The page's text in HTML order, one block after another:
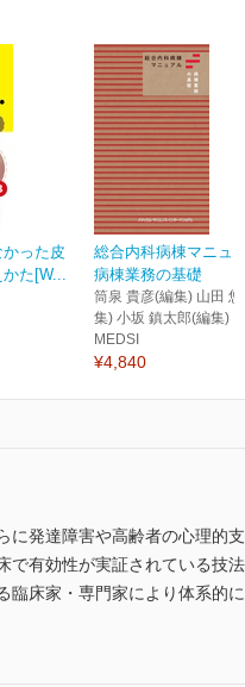
った皮
た[W...
総合内科病棟マニュ
病棟業務の基礎
筒泉 貴彦(編集) 山田 悠
集) 小坂 鎮太郎(編集)
MEDSI
¥4,840
に発達障害や高齢者の心理的
で有効性が実証されている技
床家・専門家により体系的